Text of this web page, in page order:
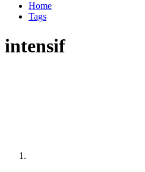
Home
Tags
intensif